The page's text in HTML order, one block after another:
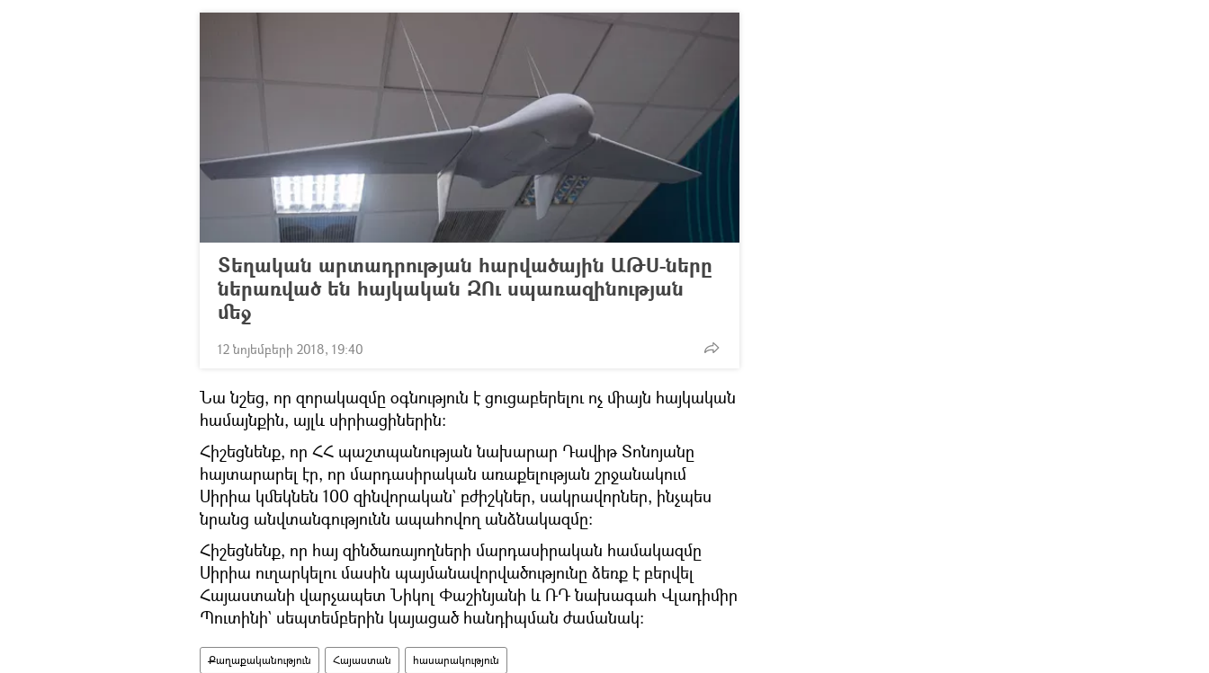
Տեղական արտադրության հարվածային ԱԹՍ-ները
ներառված են հայկական ԶՈւ սպառազինության
մեջ
12 նոյեմբերի 2018, 19:40
Նա նշեց, որ զորակազմը օգնություն է ցուցաբերելու ոչ միայն հայկական
համայնքին, այլև սիրիացիներին։
Հիշեցնենք, որ ՀՀ պաշտպանության նախարար Դավիթ Տոնոյանը
հայտարարել էր, որ մարդասիրական առաքելության շրջանակում
Սիրիա կմեկնեն 100 զինվորական` բժիշկներ, սակրավորներ, ինչպես
նրանց անվտանգությունն ապահովող անձնակազմը։
Հիշեցնենք, որ հայ զինծառայողների մարդասիրական համակազմը
Սիրիա ուղարկելու մասին պայմանավորվածությունը ձեռք է բերվել
Հայաստանի վարչապետ Նիկոլ Փաշինյանի և ՌԴ նախագահ Վլադիմիր
Պուտինի` սեպտեմբերին կայացած հանդիպման ժամանակ։
Քաղաքականություն Հայաստան հասարակություն